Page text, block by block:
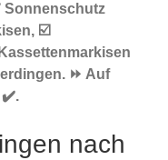
Sonnenschutz
☑️
⏩ Auf
✔️.
nach